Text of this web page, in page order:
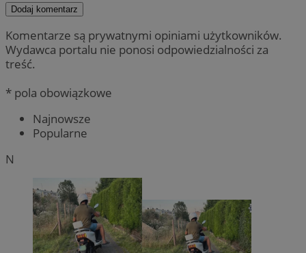
Dodaj komentarz
Komentarze są prywatnymi opiniami użytkowników.
Wydawca portalu nie ponosi odpowiedzialności za
treść.
* pola obowiązkowe
Najnowsze
Popularne
N